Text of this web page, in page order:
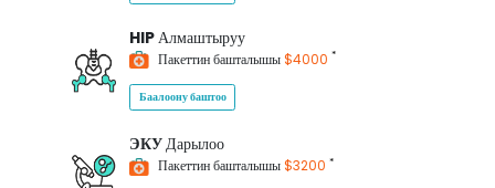
HIPАлмаштыруу
Пакеттин башталышы$4000 *
Баалоону баштоо
ЭКУДарылоо
Пакеттин башталышы$3200 *